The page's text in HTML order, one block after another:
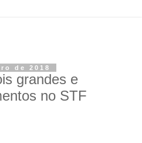
de 2018
grandes e
no STF